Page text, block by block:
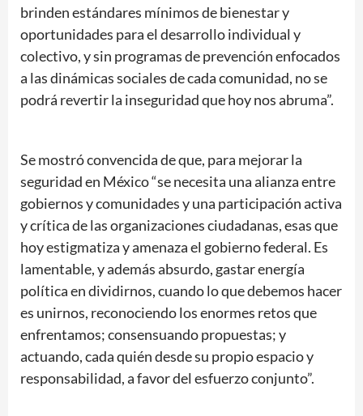
brinden estándares mínimos de bienestar y
oportunidades para el desarrollo individual y
colectivo, y sin programas de prevención enfocados
a las dinámicas sociales de cada comunidad, no se
podrá revertir la inseguridad que hoy nos abruma”.
Se mostró convencida de que, para mejorar la
seguridad en México “se necesita una alianza entre
gobiernos y comunidades y una participación activa
y crítica de las organizaciones ciudadanas, esas que
hoy estigmatiza y amenaza el gobierno federal. Es
lamentable, y además absurdo, gastar energía
política en dividirnos, cuando lo que debemos hacer
es unirnos, reconociendo los enormes retos que
enfrentamos; consensuando propuestas; y
actuando, cada quién desde su propio espacio y
responsabilidad, a favor del esfuerzo conjunto”.